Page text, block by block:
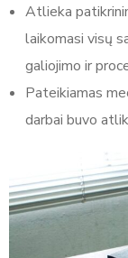
Atlieka
laikomasi visų
galiojimo ir
Pateikiamas
darbai buvo